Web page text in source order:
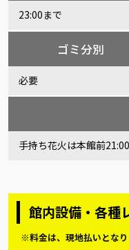
23:00まで
ゴミ分別
必要
手持ち花火は本館前
館内設備・各種
※料金は、現地払いとなり